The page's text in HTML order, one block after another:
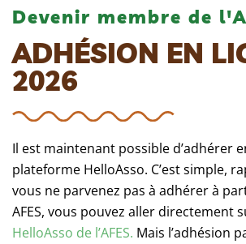
Devenir membre de
ADHÉSION EN
2026
Il est maintenant possible d’adhérer
plateforme HelloAsso. C’est simple,
vous ne parvenez pas à adhérer à
AFES, vous pouvez aller directement
HelloAsso de l’AFES. Mais l’adhésion